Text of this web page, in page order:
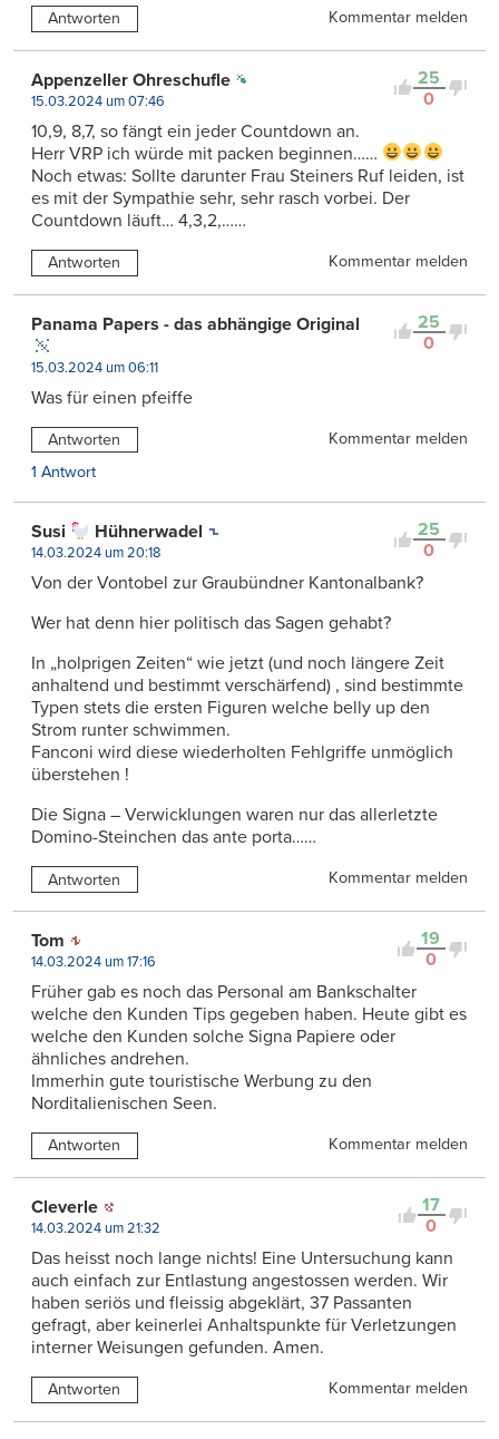
Antworten Kommentar melden
25
0
Appenzeller Ohreschufle
15.03.2024 um 07:46
10,9, 8,7, so fängt ein jeder Countdown an.
Herr VRP ich würde mit packen beginnen……
Noch etwas: Sollte darunter Frau Steiners Ruf leiden, ist
es mit der Sympathie sehr, sehr rasch vorbei. Der
Countdown läuft… 4,3,2,……
Antworten Kommentar melden
25
0
Panama Papers - das abhängige Original
15.03.2024 um 06:11
Was für einen pfeiffe
Antworten
Kommentar melden
1 Antwort
25
0
Susi Hühnerwadel
14.03.2024 um 20:18
Von der Vontobel zur Graubündner Kantonalbank?
Wer hat denn hier politisch das Sagen gehabt?
In „holprigen Zeiten“ wie jetzt (und noch längere Zeit
anhaltend und bestimmt verschärfend) , sind bestimmte
Typen stets die ersten Figuren welche belly up den
Strom runter schwimmen.
Fanconi wird diese wiederholten Fehlgriffe unmöglich
überstehen !
Die Signa – Verwicklungen waren nur das allerletzte
Domino-Steinchen das ante porta……
Antworten Kommentar melden
19
0
Tom
14.03.2024 um 17:16
Früher gab es noch das Personal am Bankschalter
welche den Kunden Tips gegeben haben. Heute gibt es
welche den Kunden solche Signa Papiere oder
ähnliches andrehen.
Immerhin gute touristische Werbung zu den
Norditalienischen Seen.
Antworten Kommentar melden
17
0
Cleverle
14.03.2024 um 21:32
Das heisst noch lange nichts! Eine Untersuchung kann
auch einfach zur Entlastung angestossen werden. Wir
haben seriös und fleissig abgeklärt, 37 Passanten
gefragt, aber keinerlei Anhaltspunkte für Verletzungen
interner Weisungen gefunden. Amen.
Antworten Kommentar melden